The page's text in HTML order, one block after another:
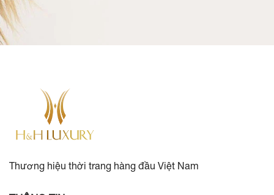
Thương hiệu thời trang hàng đầu Việt Nam